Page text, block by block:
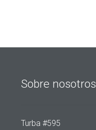
Sobre nosotros
Turba #595